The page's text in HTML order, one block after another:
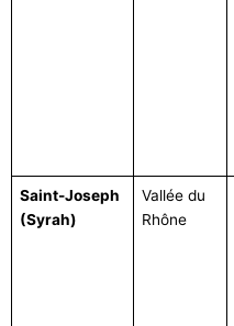
Saint-Joseph
(Syrah)
Vallée du
Rhône